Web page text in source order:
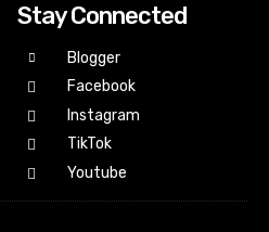
Stay Connected
Blogger
Facebook
Instagram
TikTok
Youtube